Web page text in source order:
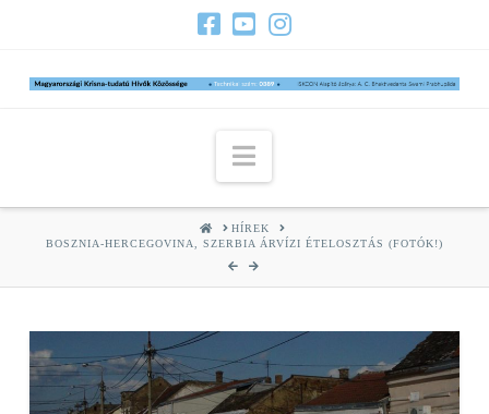
Navigation
HOMEHÍREK
BOSZNIA-HERCEGOVINA, SZERBIA ÁRVÍZI ÉTELOSZTÁS (FOTÓK!)